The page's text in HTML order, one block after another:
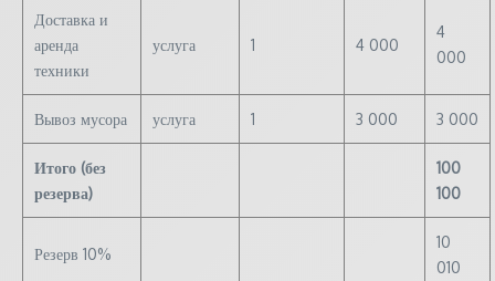
Доставка и
аренда
техники
услуга 1 4 000
4
000
Вывоз мусора услуга 1 3 000 3 000
Итого (без
резерва)
100
100
Резерв 10%
10
010